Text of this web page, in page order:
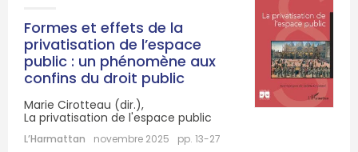
Formes et effets de la
privatisation de l’espace
public : un phénomène aux
confins du droit public
Marie Cirotteau (dir.),
La privatisation de l'espace public
L’Harmattan novembre 2025 pp. 13-27